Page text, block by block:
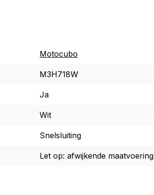
Motocubo
M3H718W
Ja
Wit
Snelsluiting
Let op: afwijkende maatvoering